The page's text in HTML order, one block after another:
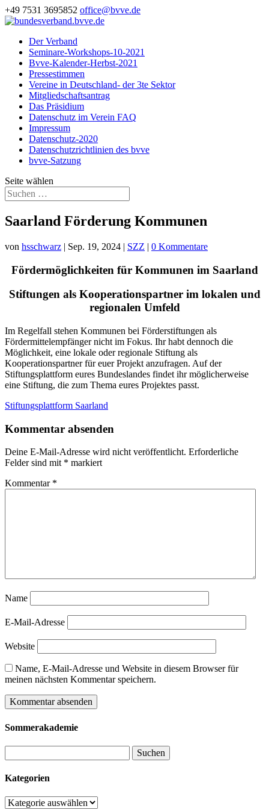
+49 7531 3695852 office@bvve.de
Der Verband
Seminare-Workshops-10-2021
Bvve-Kalender-Herbst-2021
Pressestimmen
Vereine in Deutschland- der 3te Sektor
Mitgliedschaftsantrag
Das Präsidium
Datenschutz im Verein FAQ
Impressum
Datenschutz-2020
Datenschutzrichtlinien des bvve
bvve-Satzung
Seite wählen
Saarland Förderung Kommunen
von hsschwarz | Sep. 19, 2024 | SZZ | 0 Kommentare
Fördermöglichkeiten für Kommunen im Saarland
Stiftungen als Kooperationspartner im lokalen und
regionalen Umfeld
Im Regelfall stehen Kommunen bei Förderstiftungen als
Fördermittelempfänger nicht im Fokus. Ihr habt dennoch die
Möglichkeit, eine lokale oder regionale Stiftung als
Kooperationspartner für euer Projekt anzufragen. Auf der
Stiftungsplattform eures Bundeslandes findet ihr möglicherweise
eine Stiftung, die zum Thema eures Projektes passt.
Stiftungsplattform Saarland
Kommentar absenden
Deine E-Mail-Adresse wird nicht veröffentlicht. Erforderliche
Felder sind mit * markiert
Kommentar *
Name
E-Mail-Adresse
Website
Name, E-Mail-Adresse und Website in diesem Browser für
meinen nächsten Kommentar speichern.
Sommerakademie
nach:
Kategorien
Kategorien